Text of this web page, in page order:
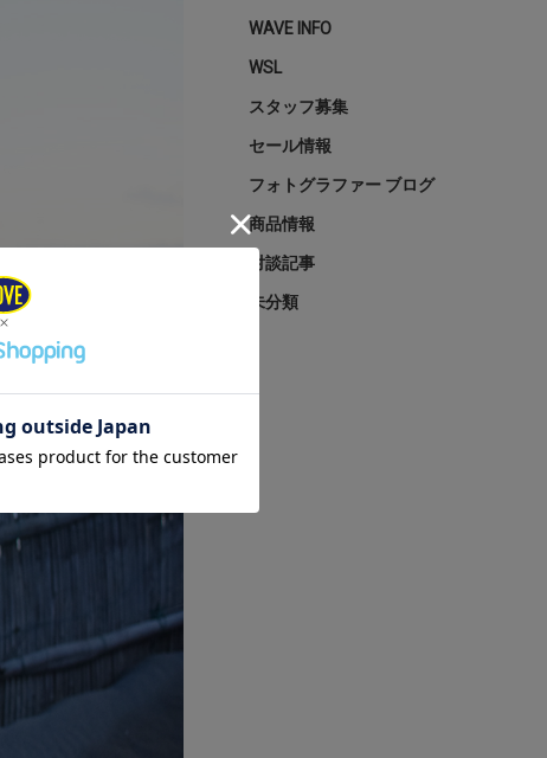
WAVE INFO
WSL
スタッフ募集
セール情報
フォトグラファー ブログ
商品情報
対談記事
未分類